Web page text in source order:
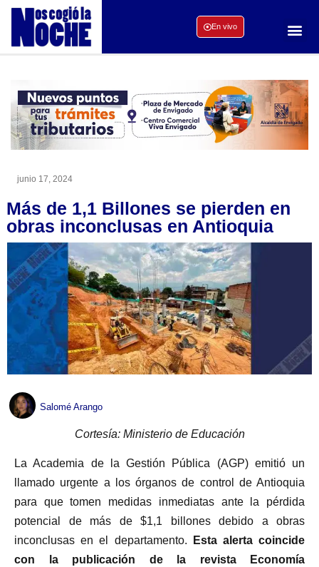
En vivo
junio 17, 2024
Más de 1,1 Billones se pierden en
obras inconclusas en Antioquia
Salomé Arango
Cortesía: Ministerio de Educación
La Academia de la Gestión Pública (AGP) emitió un
llamado urgente a los órganos de control de Antioquia
para que tomen medidas inmediatas ante la pérdida
potencial de más de $1,1 billones debido a obras
inconclusas en el departamento.
Esta alerta coincide
con la publicación de la revista Economía